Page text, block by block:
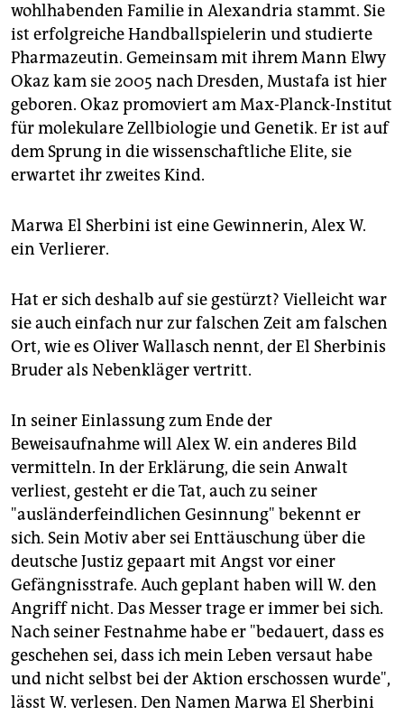
wohlhabenden Familie in Alexandria stammt. Sie
ist erfolgreiche Handballspielerin und studierte
Pharmazeutin. Gemeinsam mit ihrem Mann Elwy
Okaz kam sie 2005 nach Dresden, Mustafa ist hier
geboren. Okaz promoviert am Max-Planck-Institut
für molekulare Zellbiologie und Genetik. Er ist auf
dem Sprung in die wissenschaftliche Elite, sie
erwartet ihr zweites Kind.
Marwa El Sherbini ist eine Gewinnerin, Alex W.
ein Verlierer.
Hat er sich deshalb auf sie gestürzt? Vielleicht war
sie auch einfach nur zur falschen Zeit am falschen
Ort, wie es Oliver Wallasch nennt, der El Sherbinis
Bruder als Nebenkläger vertritt.
In seiner Einlassung zum Ende der
Beweisaufnahme will Alex W. ein anderes Bild
vermitteln. In der Erklärung, die sein Anwalt
verliest, gesteht er die Tat, auch zu seiner
"ausländerfeindlichen Gesinnung" bekennt er
sich. Sein Motiv aber sei Enttäuschung über die
deutsche Justiz gepaart mit Angst vor einer
Gefängnisstrafe. Auch geplant haben will W. den
Angriff nicht. Das Messer trage er immer bei sich.
Nach seiner Festnahme habe er "bedauert, dass es
geschehen sei, dass ich mein Leben versaut habe
und nicht selbst bei der Aktion erschossen wurde",
lässt W. verlesen. Den Namen Marwa El Sherbini